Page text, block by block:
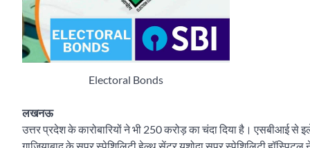
Electoral Bonds
लखनऊ
उत्तर प्रदेश के कारोबारियों ने भी 250 करोड़ का चंदा दिया है। एसबीआई